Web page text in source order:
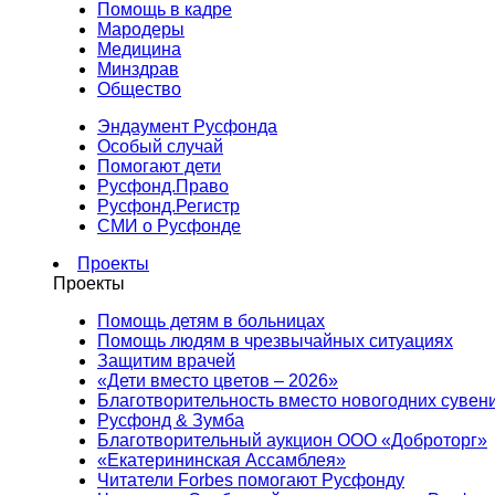
Помощь в кадре
Мародеры
Медицина
Минздрав
Общество
Эндаумент Русфонда
Особый случай
Помогают дети
Русфонд.Право
Русфонд.Регистр
СМИ о Русфонде
Проекты
Проекты
Помощь детям в больницах
Помощь людям в чрезвычайных ситуациях
Защитим врачей
«Дети вместо цветов – 2026»
Благотворительность вместо новогодних
Русфонд & Зумба
Благотворительный аукцион ООО «Доброторг»
«Екатерининская Ассамблея»
Читатели Forbes помогают Русфонду